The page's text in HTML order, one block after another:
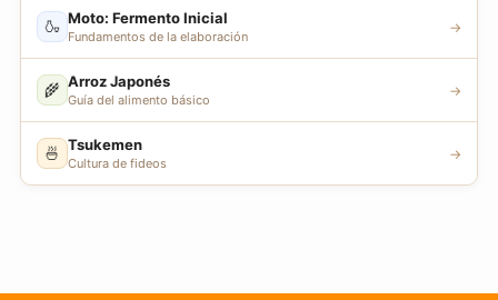
🍶 Moto: Fermento Inicial
Fundamentos de la elaboración
→
🌾 Arroz Japonés
Guía del alimento básico
→
🍜 Tsukemen
Cultura de fideos
→